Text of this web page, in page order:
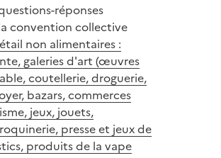
réponses
convention collective
non alimentaires :
galeries d'art (œuvres
coutellerie, droguerie,
bazars, commerces
jeux, jouets,
presse et jeux de
produits de la vape